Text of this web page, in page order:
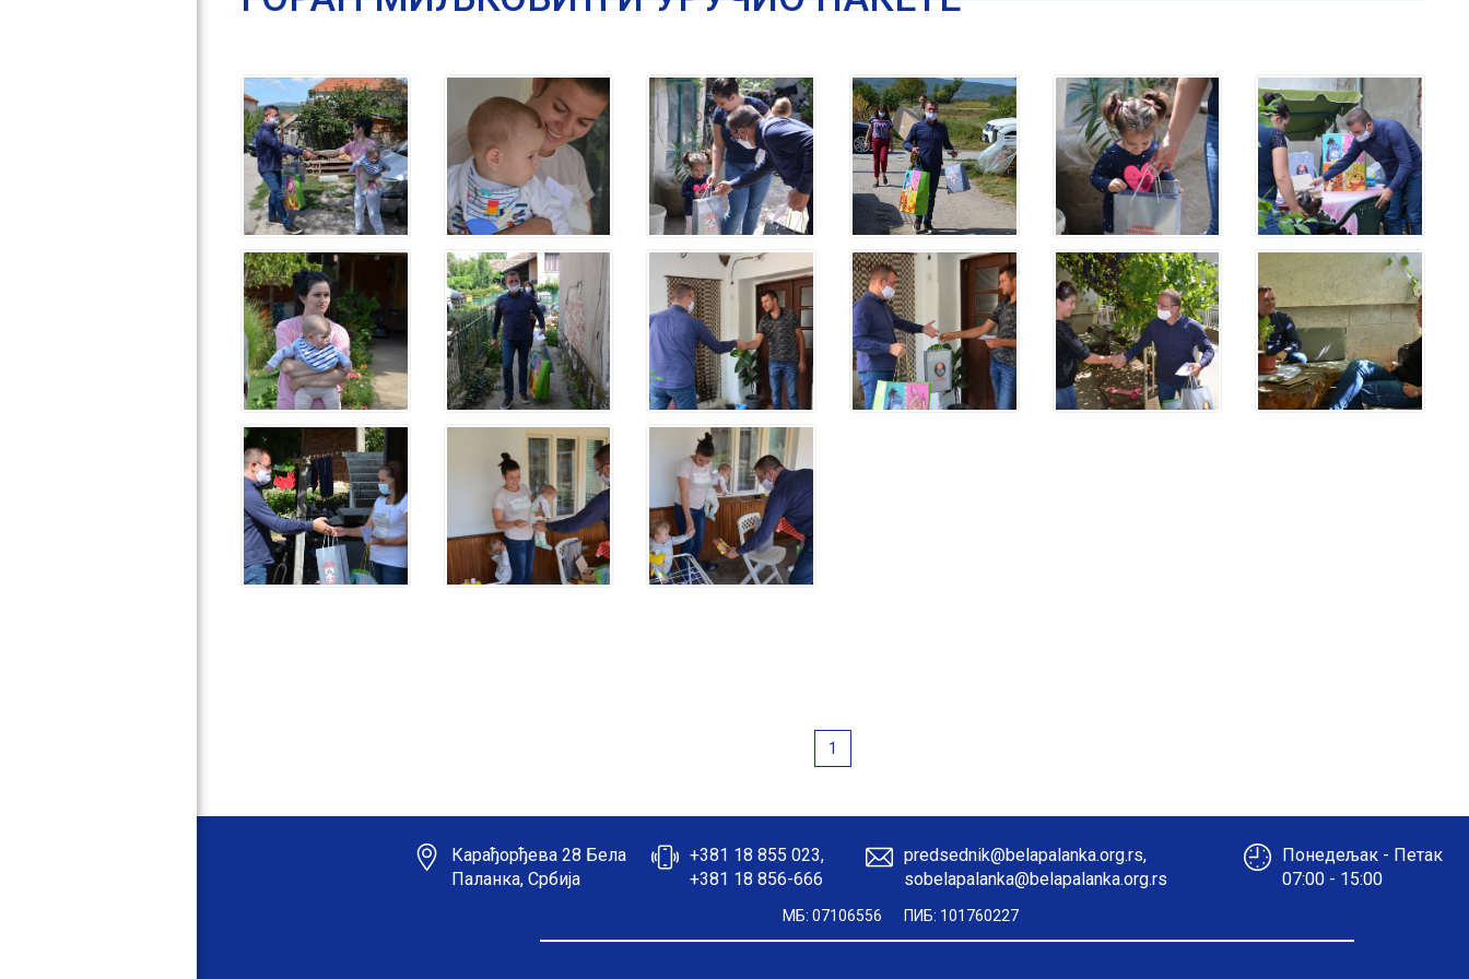
1
Карађорђева 28 Бела
Паланка, Србија
+381 18 855 023,
+381 18 856-666
predsednik@belapalanka.org.rs,
sobelapalanka@belapalanka.org.rs
Понедељак - Петак
07:00 - 15:00
МБ: 07106556 ПИБ: 101760227